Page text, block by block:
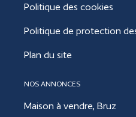
Politique des cookies
Politique de protection
Plan du site
NOS ANNONCES
Maison à vendre, Bruz